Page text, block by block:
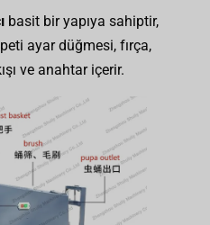
basit bir yapıya sahiptir,
ayar düğmesi, fırça,
ve anahtar içerir.